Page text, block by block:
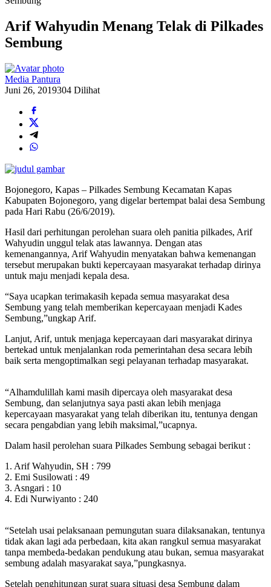
Arif Wahyudin Menang Telak di Pilkades
Sembung
Media Pantura
Juni 26, 2019304 Dilihat
Bojonegoro, Kapas – Pilkades Sembung Kecamatan Kapas
Kabupaten Bojonegoro, yang digelar bertempat balai desa Sembung
pada Hari Rabu (26/6/2019).
Hasil dari perhitungan perolehan suara oleh panitia pilkades, Arif
Wahyudin unggul telak atas lawannya. Dengan atas
kemenangannya, Arif Wahyudin menyatakan bahwa kemenangan
tersebut merupakan bukti kepercayaan masyarakat terhadap dirinya
untuk maju menjadi kepala desa.
“Saya ucapkan terimakasih kepada semua masyarakat desa
Sembung yang telah memberikan kepercayaan menjadi Kades
Sembung,”ungkap Arif.
Lanjut, Arif, untuk menjaga kepercayaan dari masyarakat dirinya
bertekad untuk menjalankan roda pemerintahan desa secara lebih
baik serta mengoptimalkan segi pelayanan terhadap masyarakat.
“Alhamdulillah kami masih dipercaya oleh masyarakat desa
Sembung, dan selanjutnya saya pasti akan lebih menjaga
kepercayaan masyarakat yang telah diberikan itu, tentunya dengan
secara pengabdian yang lebih maksimal,”ucapnya.
Dalam hasil perolehan suara Pilkades Sembung sebagai berikut :
1. Arif Wahyudin, SH : 799
2. Emi Susilowati : 49
3. Asngari : 10
4. Edi Nurwiyanto : 240
“Setelah usai pelaksanaan pemungutan suara dilaksanakan, tentunya
tidak akan lagi ada perbedaan, kita akan rangkul semua masyarakat
tanpa membeda-bedakan pendukung atau bukan, semua masyarakat
sembung adalah masyarakat saya,”pungkasnya.
Setelah penghitungan surat suara situasi desa Sembung dalam